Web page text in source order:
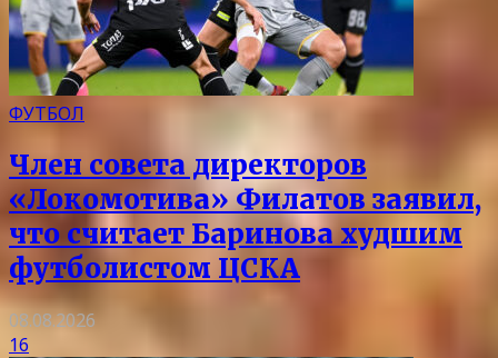
ФУТБОЛ
Член совета директоров
«Локомотива» Филатов заявил,
что считает Баринова худшим
футболистом ЦСКА
08.08.2026
16